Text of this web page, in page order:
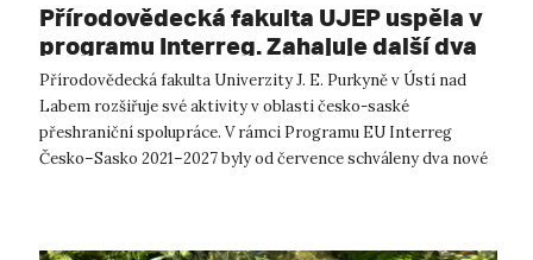
Přírodovědecká fakulta UJEP uspěla v
programu Interreg. Zahajuje další dva
přeshraniční projekty se saskými
partnery
Přírodovědecká fakulta Univerzity J. E. Purkyně v Ústí nad
Labem rozšiřuje své aktivity v oblasti česko-saské
přeshraniční spolupráce. V rámci Programu EU Interreg
Česko–Sasko 2021–2027 byly od července schváleny dva nové